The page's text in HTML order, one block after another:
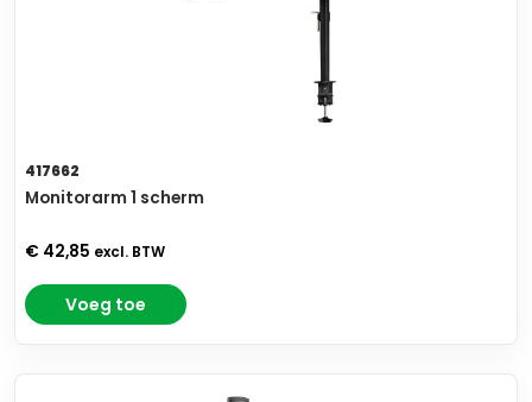
417662
Monitorarm 1 scherm
€ 42,85 excl. BTW
Voeg toe